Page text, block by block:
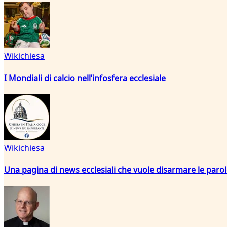
Wikichiesa
I Mondiali di calcio nell’infosfera ecclesiale
Wikichiesa
Una pagina di news ecclesiali che vuole disarmare le